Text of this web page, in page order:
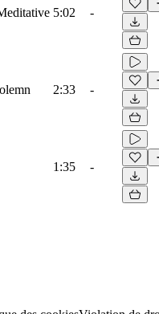
5:02 -
2:33 -
1:35 -